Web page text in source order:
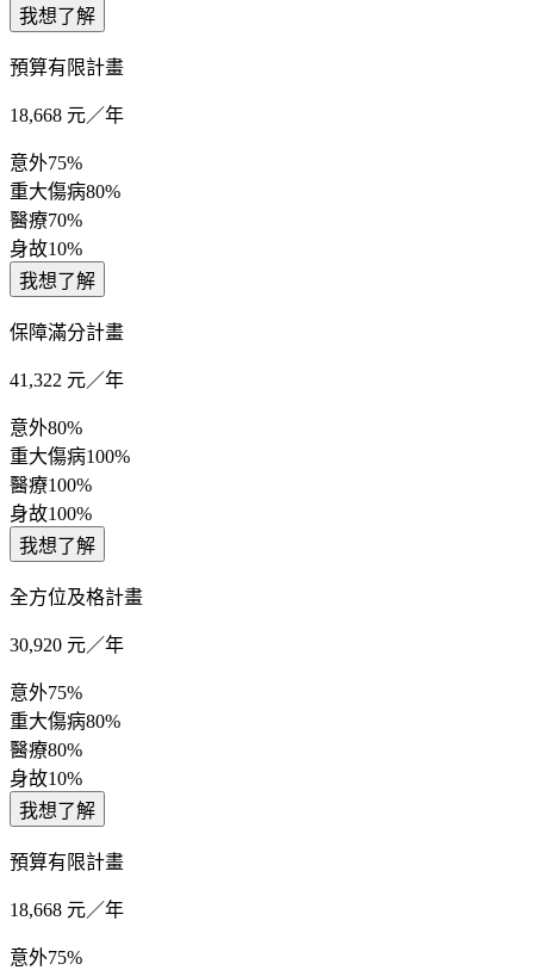
我想了解
預算有限計畫
18,668 元／年
意外75%
重大傷病80%
醫療70%
身故10%
我想了解
保障滿分計畫
41,322 元／年
意外80%
重大傷病100%
醫療100%
身故100%
我想了解
全方位及格計畫
30,920 元／年
意外75%
重大傷病80%
醫療80%
身故10%
我想了解
預算有限計畫
18,668 元／年
意外75%